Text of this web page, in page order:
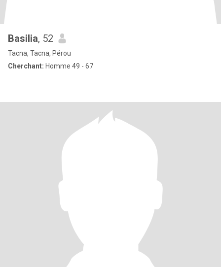
Basilia, 52
Tacna, Tacna, Pérou
Cherchant: Homme 49 - 67